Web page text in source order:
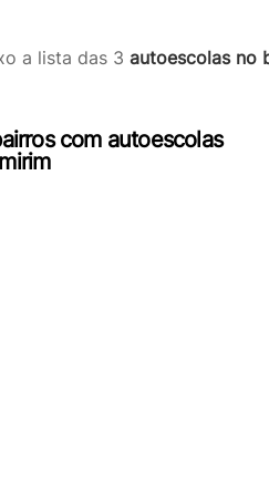
a lista das 3 autoescolas no
com autoescolas